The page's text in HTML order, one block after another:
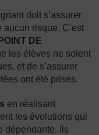
doit s’assurer
risque. C’est
POINT DE
les élèves ne soient
et de s’assurer
ont été prises.
en réalisant
les évolutions qui
dépendante. Ils